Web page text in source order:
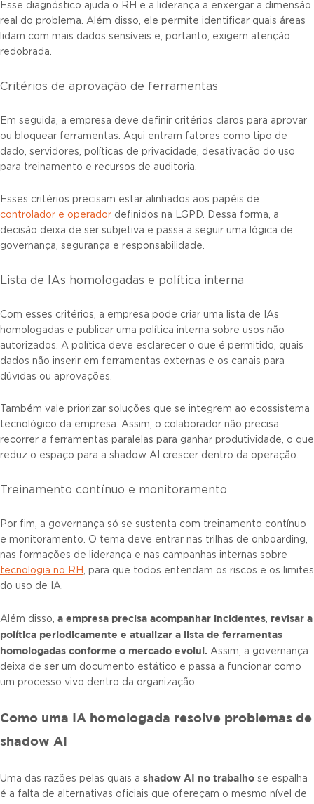
Esse diagnóstico ajuda o RH e a liderança a enxergar a dimensão
real do problema. Além disso, ele permite identificar quais áreas
lidam com mais dados sensíveis e, portanto, exigem atenção
redobrada.
Critérios de aprovação de ferramentas
Em seguida, a empresa deve definir critérios claros para aprovar
ou bloquear ferramentas. Aqui entram fatores como tipo de
dado, servidores, políticas de privacidade, desativação do uso
para treinamento e recursos de auditoria.
Esses critérios precisam estar alinhados aos papéis de
controlador e operador definidos na LGPD. Dessa forma, a
decisão deixa de ser subjetiva e passa a seguir uma lógica de
governança, segurança e responsabilidade.
Lista de IAs homologadas e política interna
Com esses critérios, a empresa pode criar uma lista de IAs
homologadas e publicar uma política interna sobre usos não
autorizados. A política deve esclarecer o que é permitido, quais
dados não inserir em ferramentas externas e os canais para
dúvidas ou aprovações.
Também vale priorizar soluções que se integrem ao ecossistema
tecnológico da empresa. Assim, o colaborador não precisa
recorrer a ferramentas paralelas para ganhar produtividade, o que
reduz o espaço para a shadow AI crescer dentro da operação.
Treinamento contínuo e monitoramento
Por fim, a governança só se sustenta com treinamento contínuo
e monitoramento. O tema deve entrar nas trilhas de onboarding,
nas formações de liderança e nas campanhas internas sobre
tecnologia no RH, para que todos entendam os riscos e os limites
do uso de IA.
Além disso, a empresa precisa acompanhar incidentes, revisar a
política periodicamente e atualizar a lista de ferramentas
homologadas conforme o mercado evolui. Assim, a governança
deixa de ser um documento estático e passa a funcionar como
um processo vivo dentro da organização.
Como uma IA homologada resolve problemas de
shadow AI
Uma das razões pelas quais a shadow AI no trabalho se espalha
é a falta de alternativas oficiais que ofereçam o mesmo nível de